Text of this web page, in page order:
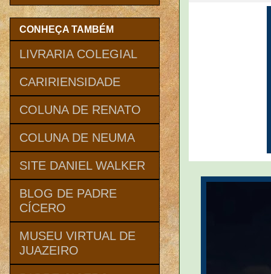
CONHEÇA TAMBÉM
LIVRARIA COLEGIAL
CARIRIENSIDADE
COLUNA DE RENATO
COLUNA DE NEUMA
SITE DANIEL WALKER
BLOG DE PADRE
CÍCERO
MUSEU VIRTUAL DE
JUAZEIRO